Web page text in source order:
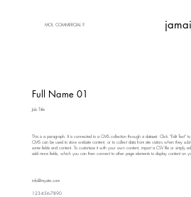
MOI, COMMERCIAL ?
Full Name 01
Job Title
This is a paragraph. It is connected to a CMS collection through a dataset. Click “Edit Text”
CMS can be used to store website content, or to collect data from site visitors when they
some fields and content. To customize it with your own content, import a CSV file or simply
add more fields, which you can then connect to other page elements to display content on
info@mysite.com
123-456-7890